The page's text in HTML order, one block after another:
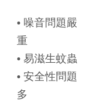
• 噪音問題嚴
重
• 易滋生蚊蟲
• 安全性問題
多